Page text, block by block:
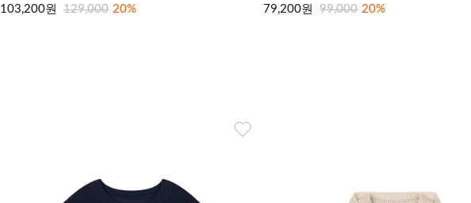
103,200원 129,000 20% 79,200원 99,000 20%